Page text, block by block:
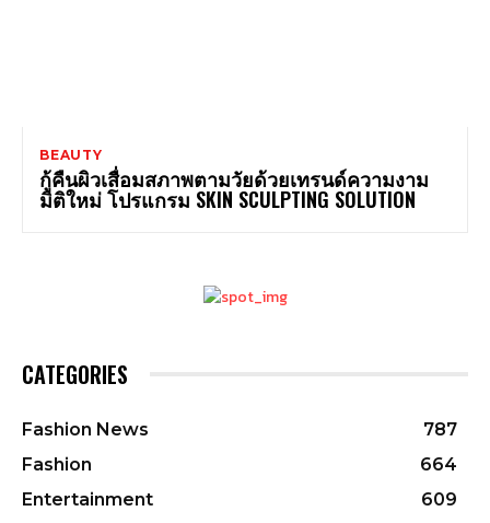
BEAUTY
กู้คืนผิวเสื่อมสภาพตามวัยด้วยเทรนด์ความงาม
มิติใหม่ โปรแกรม SKIN SCULPTING SOLUTION
CATEGORIES
Fashion News
787
Fashion
664
Entertainment
609